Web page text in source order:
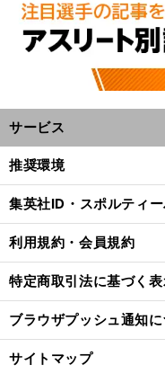
サービス
推奨環境
集英社ID・スポルティ
利用規約・会員規約
特定商取引法に基づく
ブラウザプッシュ通知
サイトマップ